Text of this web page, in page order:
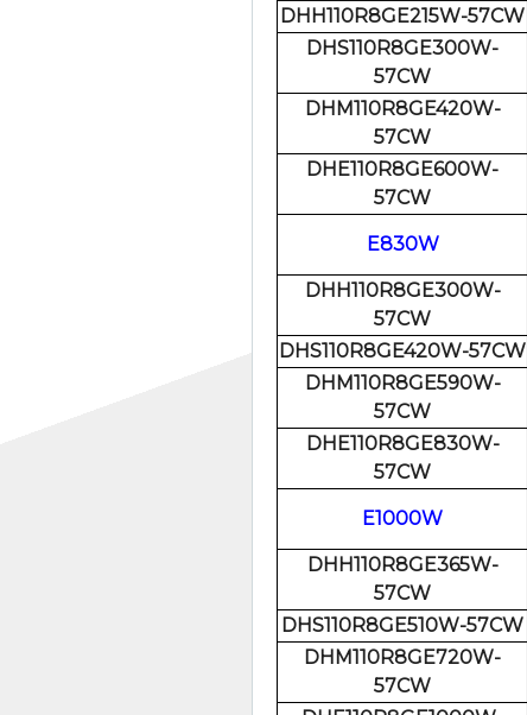
DHH110R8GE215W-57CW
DHS110R8GE300W-
57CW
DHM110R8GE420W-
57CW
DHE110R8GE600W-
57CW
E830W
DHH110R8GE300W-
57CW
DHS110R8GE420W-57CW
DHM110R8GE590W-
57CW
DHE110R8GE830W-
57CW
E1000W
DHH110R8GE365W-
57CW
DHS110R8GE510W-57CW
DHM110R8GE720W-
57CW